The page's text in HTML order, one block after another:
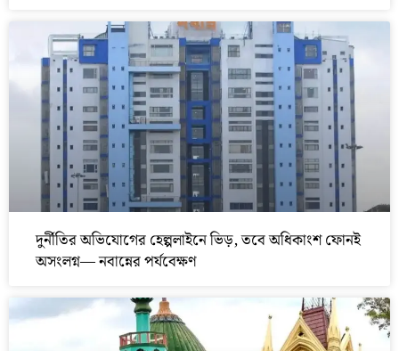
দুর্নীতির অভিযোগের হেল্পলাইনে ভিড়, তবে অধিকাংশ ফোনই
অসংলগ্ন— নবান্নের পর্যবেক্ষণ